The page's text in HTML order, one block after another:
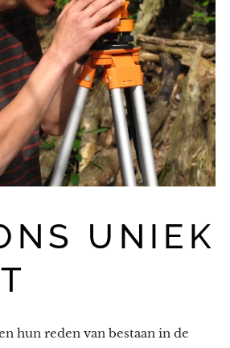
UNIEK
hun reden van bestaan in de